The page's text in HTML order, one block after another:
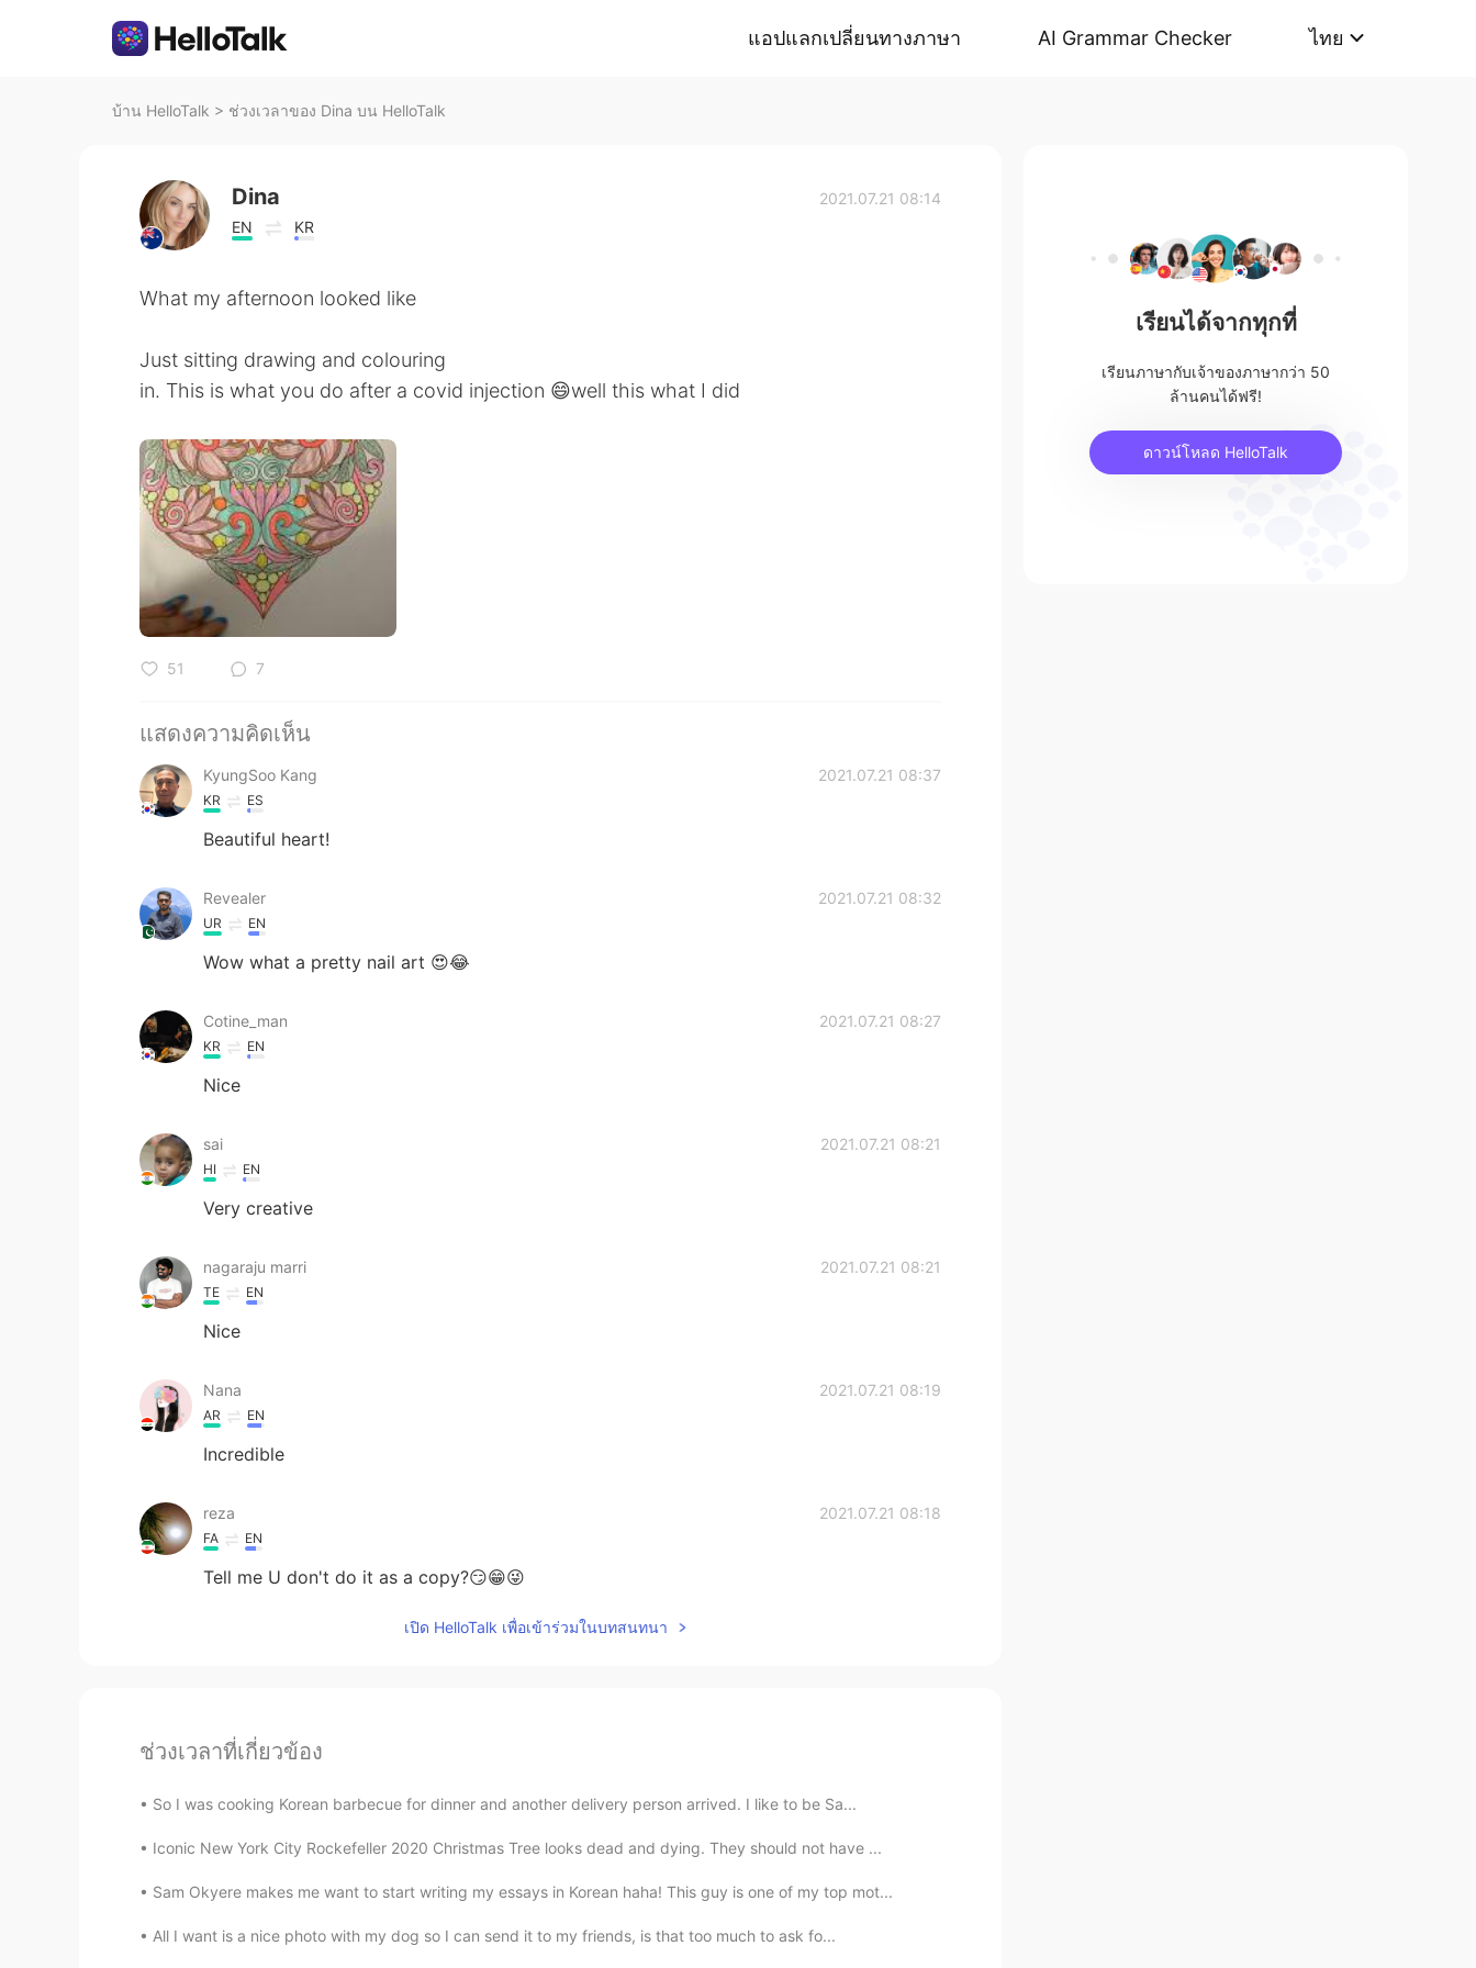
แอปแลกเปลี่ยนทางภาษา AI Grammar Checker ไทย
บ้าน HelloTalk > ช่วงเวลาของ Dina บน HelloTalk
Dina
EN KR
2021.07.21 08:14
What my afternoon looked like
Just sitting drawing and colouring
in. This is what you do after a covid injection 😄well this what I did
51 7
แสดงความคิดเห็น
KyungSoo Kang 2021.07.21 08:37
KR ES
Beautiful heart!
Revealer 2021.07.21 08:32
UR EN
Wow what a pretty nail art 😍😂
Cotine_man 2021.07.21 08:27
KR EN
Nice
sai 2021.07.21 08:21
HI EN
Very creative
nagaraju marri 2021.07.21 08:21
TE EN
Nice
Nana 2021.07.21 08:19
AR EN
Incredible
reza 2021.07.21 08:18
FA EN
Tell me U don't do it as a copy?😏😁😜
เปิด HelloTalk เพื่อเข้าร่วมในบทสนทนา
ช่วงเวลาที่เกี่ยวข้อง
So I was cooking Korean barbecue for dinner and another delivery person arrived. I like to be Sa...
Iconic New York City Rockefeller 2020 Christmas Tree looks dead and dying. They should not have ...
Sam Okyere makes me want to start writing my essays in Korean haha! This guy is one of my top mot...
All I want is a nice photo with my dog so I can send it to my friends, is that too much to ask fo...
เรียนได้จากทุกที่
เรียนภาษากับเจ้าของภาษากว่า 50
ล้านคนได้ฟรี!
ดาวน์โหลด HelloTalk